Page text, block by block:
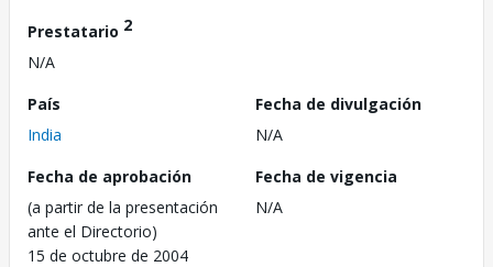
Prestatario 2
N/A
País
India
Fecha de divulgación
N/A
Fecha de aprobación
(a partir de la presentación
ante el Directorio)
15 de octubre de 2004
Fecha de vigencia
N/A